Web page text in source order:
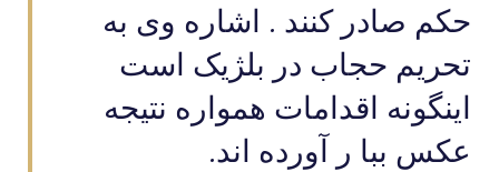
حکم صادر کنند . اشاره وی به
تحریم حجاب در بلژیک است
اینگونه اقدامات همواره نتیجه
عکس ببا ر آورده اند.